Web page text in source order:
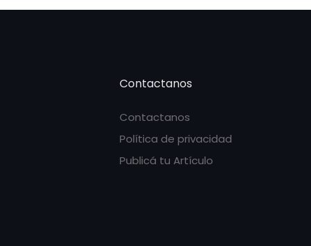
Contactanos
Contactanos
Política de privacidad
Publicá tu Artículo